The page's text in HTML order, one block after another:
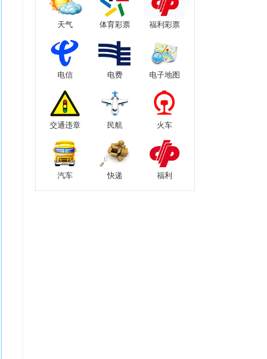
天气 体育彩票 福利彩票
电信 电费 电子地图
交通违章 民航 火车
汽车 快递 福利